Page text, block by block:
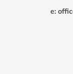
e: